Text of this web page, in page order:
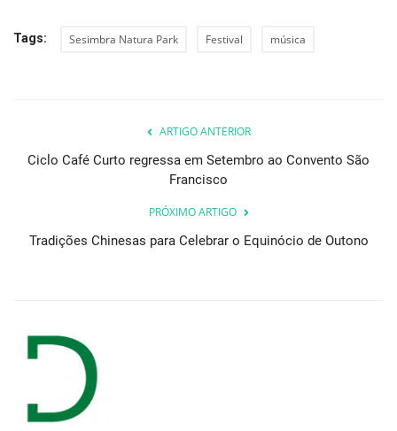
Tags: Sesimbra Natura Park Festival música
ARTIGO ANTERIOR
Ciclo Café Curto regressa em Setembro ao Convento São
Francisco
PRÓXIMO ARTIGO
Tradições Chinesas para Celebrar o Equinócio de Outono